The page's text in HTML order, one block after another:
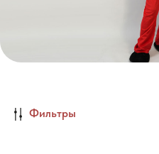
Фильтры